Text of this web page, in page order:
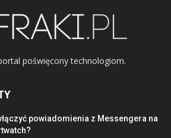
poświęcony technologiom.
powiadomienia z Messengera na